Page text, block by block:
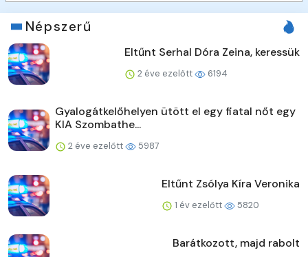
Népszerű
Eltűnt Serhal Dóra Zeina, keressük
2 éve ezelőtt 6194
Gyalogátkelőhelyen ütött el egy fiatal nőt egy
KIA Szombathe...
2 éve ezelőtt 5987
Eltűnt Zsólya Kíra Veronika
1 év ezelőtt 5820
Barátkozott, majd rabolt